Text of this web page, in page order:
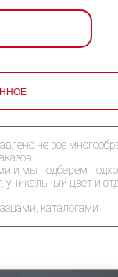
не все
и мы подберем
уникальный цвет и
каталогами